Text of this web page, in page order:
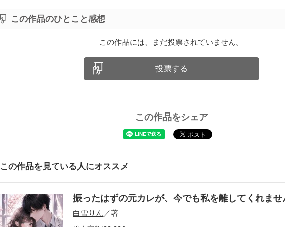
この作品のひとこと感想
この作品には、まだ投票されていません。
投票する
この作品をシェア
この作品を見ている人にオススメ
振ったはずの元カレが、今でも私を離してくれませ
白雪りん ／著